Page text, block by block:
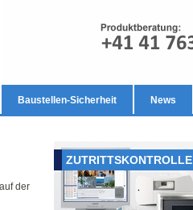
Baustellen-Sicherheit News
der
ZUTRITTSKONTROLLE